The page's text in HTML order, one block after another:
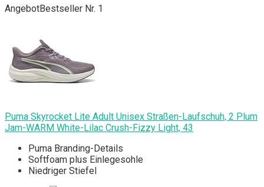
AngebotBestseller Nr. 1
Puma Skyrocket Lite Adult Unisex Straßen-Laufschuh, 2 Plum
Jam-WARM White-Lilac Crush-Fizzy Light, 43
Puma Branding-Details
Softfoam plus Einlegesohle
Niedriger Stiefel